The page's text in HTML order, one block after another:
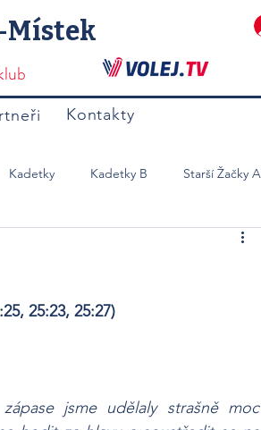
Místek
Kontakty
Kadetky Kadetky B Starší Žačky A
25:23, 25:27)
jsme udělaly strašně moc